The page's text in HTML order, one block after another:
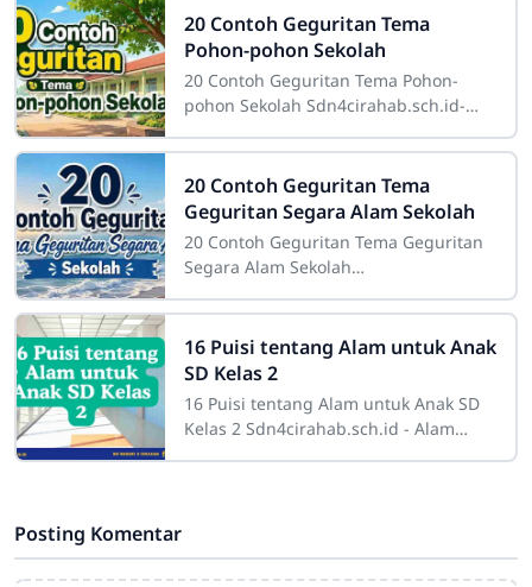
20 Contoh Geguritan Tema
Pohon-pohon Sekolah
20 Contoh Geguritan Tema Pohon-
pohon Sekolah Sdn4cirahab.sch.id-
memiliki peran yang sangat penting.
Tidak hanya
20 Contoh Geguritan Tema
Geguritan Segara Alam Sekolah
20 Contoh Geguritan Tema Geguritan
Segara Alam Sekolah
salah satu bentuk puisi dalam bahasa
Jawa yang digunakan
16 Puisi tentang Alam untuk Anak
SD Kelas 2
16 Puisi tentang Alam untuk Anak SD
Kelas 2 Sdn4cirahab.sch.id - Alam
Posting Komentar